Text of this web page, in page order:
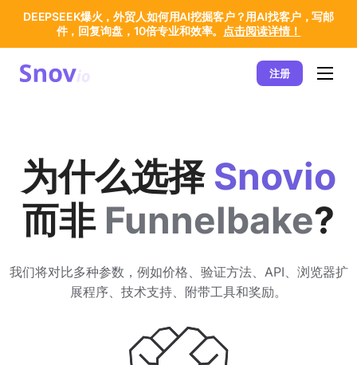
注册
为什么选择Snovio
而非 Funnelbake?
我们将对比多种参数，例如价格、验证方法、API、浏览器扩
展程序、技术支持、附带工具和奖励。
DEEPSEEK爆火，外贸人如何用AI挖掘客户？用AI找客户，写邮
件，回复询盘，10倍专业和效率。 点击阅读详情！